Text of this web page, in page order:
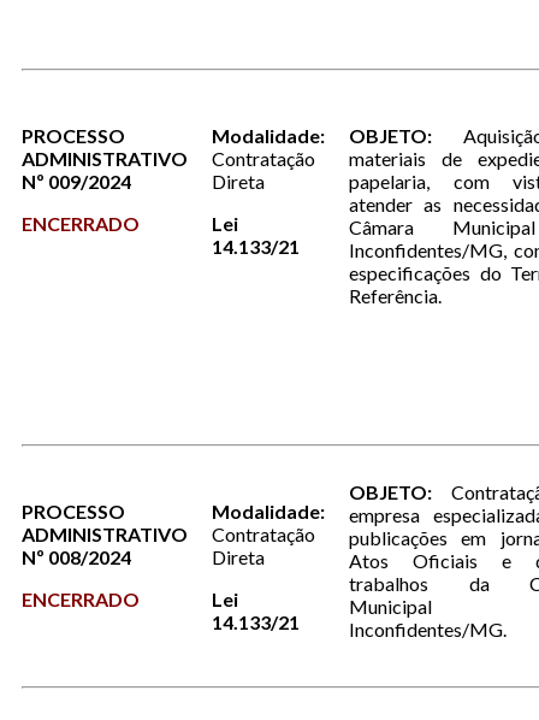
PROCESSO
ADMINISTRATIVO
Nº 009/2024
ENCERRADO
Modalidade:
Contratação
Direta
Lei
14.133/21
OBJETO:
materiais de
papelaria, com
atender as
Câmara
Inconfidentes/MG,
especificações do
Referência.
PROCESSO
ADMINISTRATIVO
Nº 008/2024
ENCERRADO
Modalidade:
Contratação
Direta
Lei
14.133/21
OBJETO:
empresa
publicações em
Atos Oficiais e
trabalhos da
Municipal
Inconfidentes/MG.